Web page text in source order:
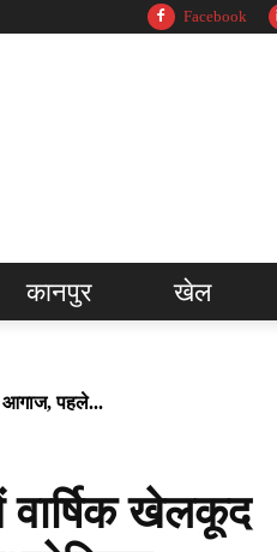
Facebook
कानपुर खेल
आगाज, पहले...
खेलकूद